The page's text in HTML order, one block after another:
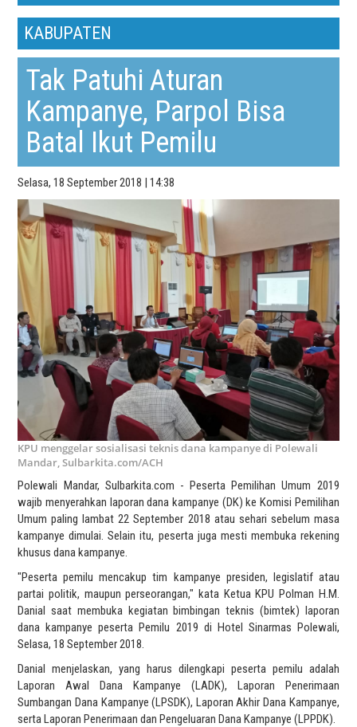
KABUPATEN
Tak Patuhi Aturan
Kampanye, Parpol Bisa
Batal Ikut Pemilu
Selasa, 18 September 2018 | 14:38
KPU menggelar sosialisasi teknis dana kampanye di Polewali
Mandar, Sulbarkita.com/ACH
Polewali Mandar, Sulbarkita.com - Peserta Pemilihan Umum 2019
wajib menyerahkan laporan dana kampanye (DK) ke Komisi Pemilihan
Umum paling lambat 22 September 2018 atau sehari sebelum masa
kampanye dimulai. Selain itu, peserta juga mesti membuka rekening
khusus dana kampanye.
"Peserta pemilu mencakup tim kampanye presiden, legislatif atau
partai politik, maupun perseorangan," kata Ketua KPU Polman H.M.
Danial saat membuka kegiatan bimbingan teknis (bimtek) laporan
dana kampanye peserta Pemilu 2019 di Hotel Sinarmas Polewali,
Selasa, 18 September 2018.
Danial menjelaskan, yang harus dilengkapi peserta pemilu adalah
Laporan Awal Dana Kampanye (LADK), Laporan Penerimaan
Sumbangan Dana Kampanye (LPSDK), Laporan Akhir Dana Kampanye,
serta Laporan Penerimaan dan Pengeluaran Dana Kampanye (LPPDK).